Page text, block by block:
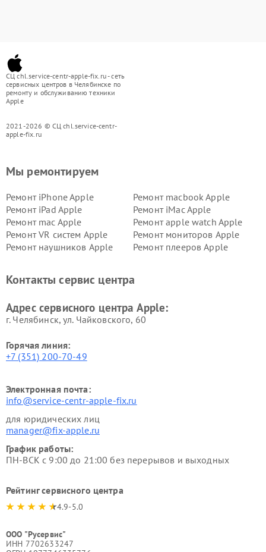
СЦ chl.service-centr-apple-fix.ru - сеть
сервисных центров в Челябинске по
ремонту и обслуживанию техники
Apple
2021-2026 © СЦ chl.service-centr-
apple-fix.ru
Мы ремонтируем
Ремонт iPhone Apple
Ремонт macbook Apple
Ремонт iPad Apple
Ремонт iMac Apple
Ремонт mac Apple
Ремонт apple watch Apple
Ремонт VR систем Apple
Ремонт мониторов Apple
Ремонт наушников Apple
Ремонт плееров Apple
Контакты сервис центра
Адрес сервисного центра Apple:
г. Челябинск, ул. Чайковского, 60
Горячая линия:
+7 (351) 200-70-49
Электронная почта:
info@service-centr-apple-fix.ru
для юридических лиц
manager@fix-apple.ru
График работы:
ПН-ВСК с 9:00 до 21:00 без перерывов и выходных
Рейтинг сервисного центра
4.9-5.0
ООО "Русервис"
ИНН 7702633247